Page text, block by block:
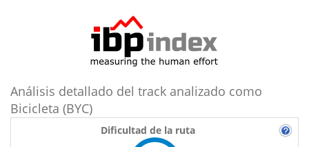
Análisis detallado del track analizado como
Bicicleta (BYC)
Dificultad de la ruta